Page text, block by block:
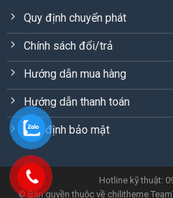
Quy định chuyển phát
Chính sách đổi/trả
Hướng dẫn mua hàng
Hướng dẫn thanh toán
Quy định bảo mật
Hotline kỹ thuật:
© Bản quyền thuộc về chilitheme Team